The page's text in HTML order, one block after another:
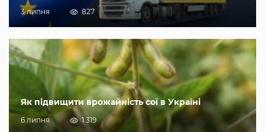
3 липня 827
Як підвищити врожайність сої в Україні
6 липня 1 319